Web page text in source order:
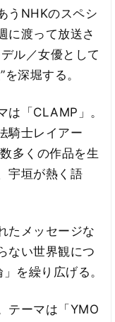
うNHKのスペシ
に渡って放送さ
ル／女優として
深堀する。
「CLAMP」。
騎士レイアー
多くの作品を生
宇垣が熱く語
たメッセージな
ない世界観につ
を繰り広げる。
テーマは「YMO